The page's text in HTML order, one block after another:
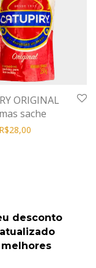
ORIGINAL
sache
R$28,00
desconto